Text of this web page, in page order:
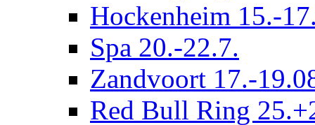
Hockenheim 15.-
Spa 20.-22.7.
Zandvoort 17.-
Red Bull Ring